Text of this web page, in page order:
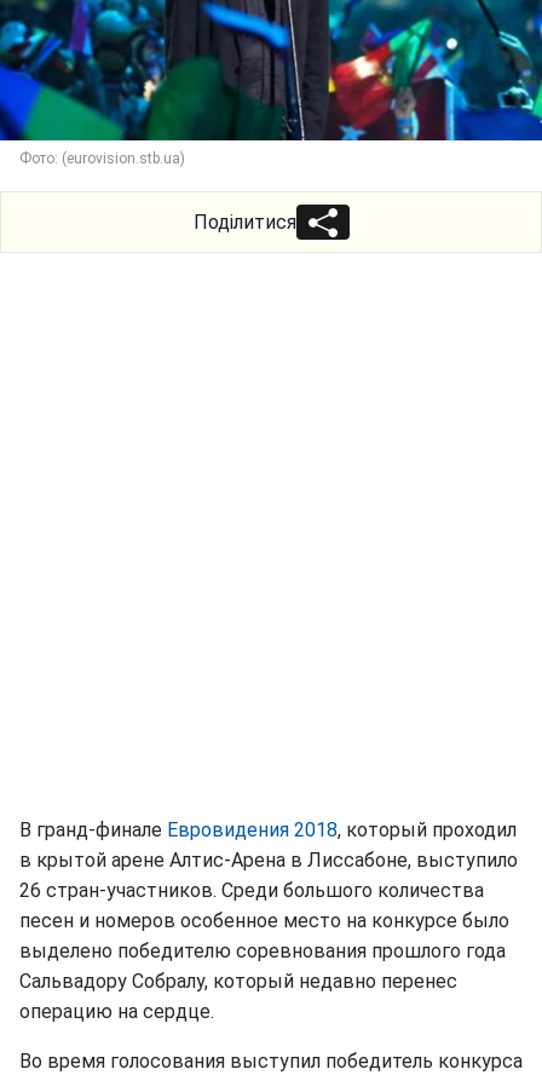
Фото: (eurovision.stb.ua)
Поділитися
В гранд-финале Евровидения 2018, который проходил
в крытой арене Алтис-Арена в Лиссабоне, выступило
26 стран-участников. Среди большого количества
песен и номеров особенное место на конкурсе было
выделено победителю соревнования прошлого года
Сальвадору Собралу, который недавно перенес
операцию на сердце.
Во время голосования выступил победитель конкурса